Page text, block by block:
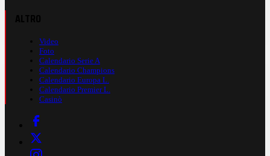
Video
Foto
Calendario Serie A
Calendario Champions
Calendario Europa L.
Calendario Premier L.
Casinò